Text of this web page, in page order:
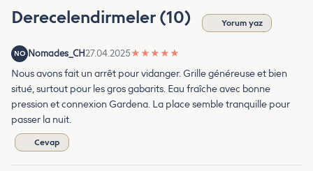
Derecelendirmeler (10) Yorum yaz
NO Nomades_CH27.04.2025★ ★ ★ ★ ★
Nous avons fait un arrêt pour vidanger. Grille généreuse et bien
situé, surtout pour les gros gabarits. Eau fraîche avec bonne
pression et connexion Gardena. La place semble tranquille pour
passer la nuit.
Cevap